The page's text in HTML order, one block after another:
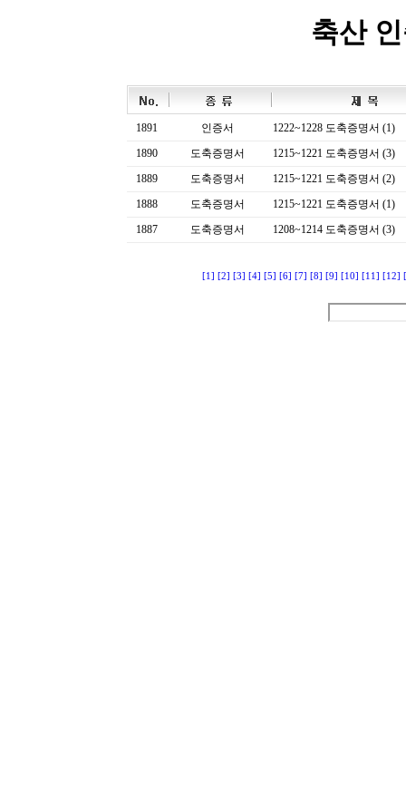
축산
1891 인증서
1222~1228 도축증명서 (1)
1890
도축증명서
1215~1221 도축증명서 (3)
1889
도축증명서
1215~1221 도축증명서 (2)
1888
도축증명서
1215~1221 도축증명서 (1)
1887
도축증명서 1208~1214 도축증명서 (3)
[1] [2] [3] [4] [5] [6] [7] [8] [9] [10] [11] [12]